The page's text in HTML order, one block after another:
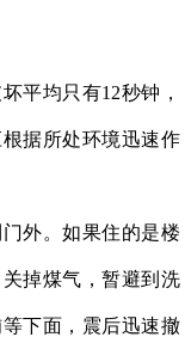
平均只有12秒钟，
据所处环境迅速作
外。如果住的是楼
掉煤气，暂避到洗
下面，震后迅速撤